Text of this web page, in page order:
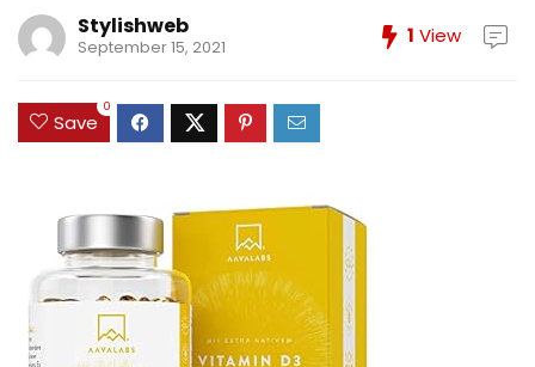
Stylishweb
September 15, 2021 1 View
Save
0